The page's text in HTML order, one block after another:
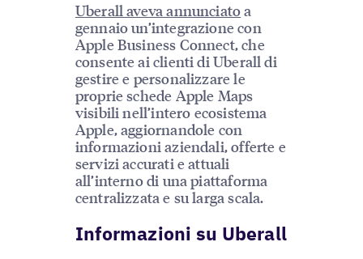
Uberall aveva annunciatoa
gennaio un’integrazione con
Apple Business Connect, che
consente ai clienti di Uberall di
gestire e personalizzare le
proprie schede Apple Maps
visibili nell’intero ecosistema
Apple, aggiornandole con
informazioni aziendali, offerte e
servizi accurati e attuali
all’interno di una piattaforma
centralizzata e su larga scala.
Informazioni su Uberall